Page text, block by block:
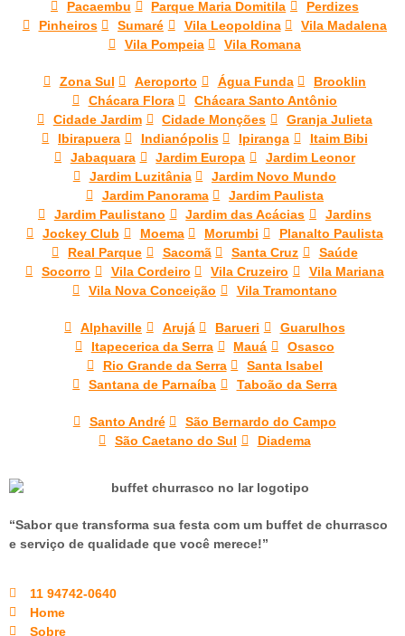
Pacaembu
Parque Maria Domitila
Perdizes
Pinheiros
Sumaré Vila Leopoldina
Vila Madalena
Vila Pompeia
Vila Romana
Zona Sul Aeroporto Água Funda
Brooklin
Chácara Flora
Chácara Santo Antônio
Cidade Jardim
Cidade Monções
Granja Julieta
Ibirapuera
Indianópolis Ipiranga
Itaim Bibi
Jabaquara
Jardim Europa
Jardim Leonor
Jardim Luzitânia
Jardim Novo Mundo
Jardim Panorama
Jardim Paulista
Jardim Paulistano
Jardim das Acácias
Jardins
Jockey Club
Moema Morumbi
Planalto Paulista
Real Parque
Sacomã Santa Cruz
Saúde
Socorro
Vila Cordeiro Vila Cruzeiro
Vila Mariana
Vila Nova Conceição
Vila Tramontano
Alphaville Arujá Barueri
Guarulhos
Itapecerica da Serra
Mauá
Osasco
Rio Grande da Serra
Santa Isabel
Santana de Parnaíba
Taboão da Serra
Santo André
São Bernardo do Campo
São Caetano do Sul
Diadema
“Sabor que transforma sua festa com um buffet de churrasco
e serviço de qualidade que você merece!”
11 94742-0640
Home
Sobre